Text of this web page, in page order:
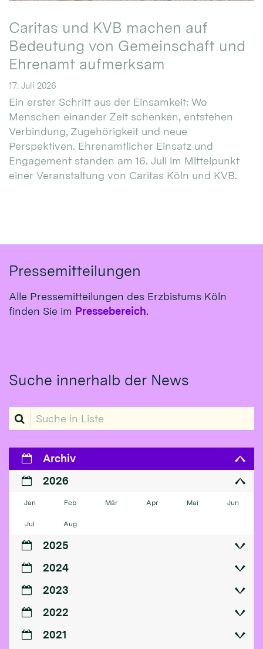
Caritas und KVB machen auf
Bedeutung von Gemeinschaft und
Ehrenamt aufmerksam
17. Juli 2026
Ein erster Schritt aus der Einsamkeit: Wo
Menschen einander Zeit schenken, entstehen
Verbindung, Zugehörigkeit und neue
Perspektiven. Ehrenamtlicher Einsatz und
Engagement standen am 16. Juli im Mittelpunkt
einer Veranstaltung von Caritas Köln und KVB.
Pressemitteilungen
Alle Pressemitteilungen des Erzbistums Köln
finden Sie im Pressebereich.
Suche innerhalb der News
Suche in Liste
Archiv
2026
Jan Feb Mär Apr Mai Jun
Jul Aug
2025
2024
2023
2022
2021